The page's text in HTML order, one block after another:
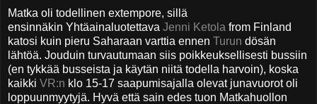
Matka oli todellinen extempore, sillä
ensinnäkin Yhtäainaluotettava Jenni Ketola from Finland
katosi kuin pieru Saharaan varttia ennen Turun dösän
lähtöä. Jouduin turvautumaan siis poikkeuksellisesti bussiin
(en tykkää busseista ja käytän niitä todella harvoin), koska
kaikki VR:n klo 15-17 saapumisajalla olevat junavuorot oli
loppuunmyytyjä. Hyvä että sain edes tuon Matkahuollon